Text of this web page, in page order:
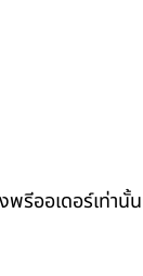
รีออเดอร์เท่านั้น